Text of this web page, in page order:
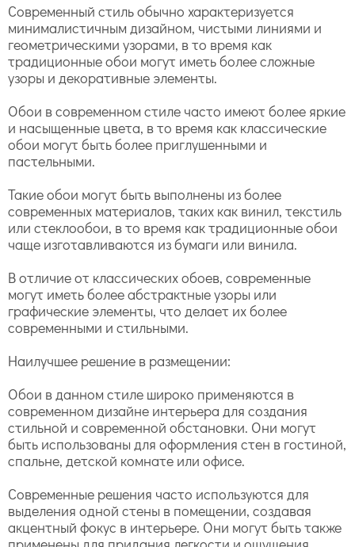
Современный стиль обычно характеризуется
минималистичным дизайном, чистыми линиями и
геометрическими узорами, в то время как
традиционные обои могут иметь более сложные
узоры и декоративные элементы.
Обои в современном стиле часто имеют более яркие
и насыщенные цвета, в то время как классические
обои могут быть более приглушенными и
пастельными.
Такие обои могут быть выполнены из более
современных материалов, таких как винил, текстиль
или стеклообои, в то время как традиционные обои
чаще изготавливаются из бумаги или винила.
В отличие от классических обоев, современные
могут иметь более абстрактные узоры или
графические элементы, что делает их более
современными и стильными.
Наилучшее решение в размещении:
Обои в данном стиле широко применяются в
современном дизайне интерьера для создания
стильной и современной обстановки. Они могут
быть использованы для оформления стен в гостиной,
спальне, детской комнате или офисе.
Современные решения часто используются для
выделения одной стены в помещении, создавая
акцентный фокус в интерьере. Они могут быть также